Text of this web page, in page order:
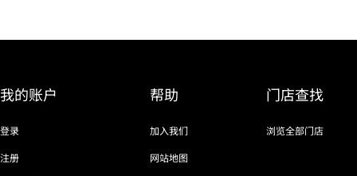
我的账户
登录
注册
帮助
加入我们
网站地图
门店查找
浏览全部门店